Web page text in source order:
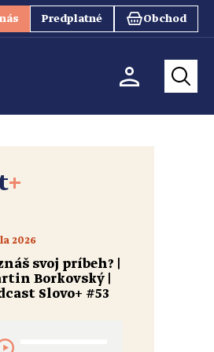
Predplatné Obchod
+
2026
svoj príbeh? |
Borkovský |
Slovo+ #53